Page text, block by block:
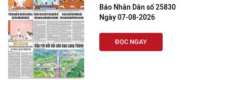
Báo Nhân Dân số 25830
Ngày 07-08-2026
ĐỌC NGAY